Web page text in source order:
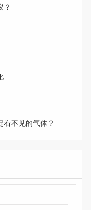
？
看不见的气体？